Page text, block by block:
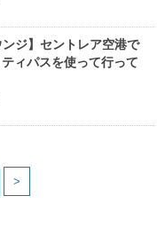
ンジ】セントレア空港で
ィパスを使って行って
>